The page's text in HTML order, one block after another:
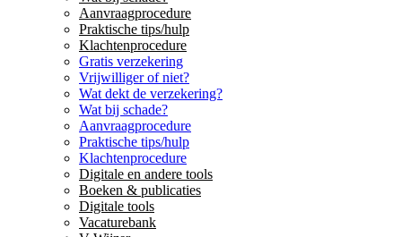
Aanvraagprocedure
Praktische tips/hulp
Klachtenprocedure
Gratis verzekering
Vrijwilliger of niet?
Wat dekt de verzekering?
Wat bij schade?
Aanvraagprocedure
Praktische tips/hulp
Klachtenprocedure
Digitale en andere tools
Boeken & publicaties
Digitale tools
Vacaturebank